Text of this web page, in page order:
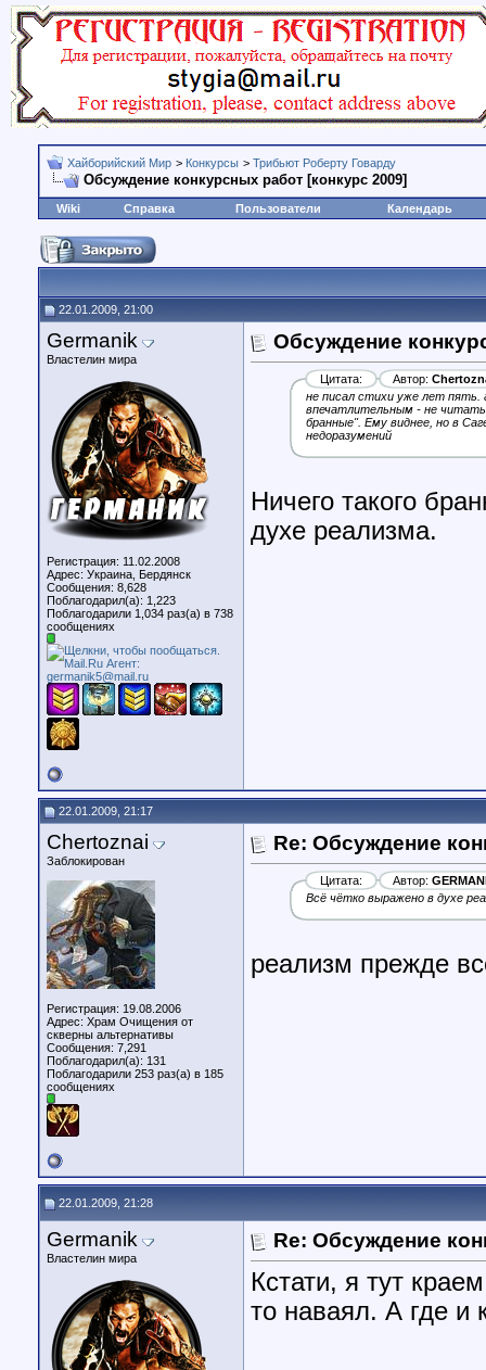
Хайборийский Мир > Конкурсы > Трибьют Роберту Говарду
Обсуждение конкурсных работ [конкурс 2009]
Wiki Справка Пользователи Календарь
22.01.2009, 21:00
Germanik
Властелин мира
Регистрация: 11.02.2008
Адрес: Украина, Бердянск
Сообщения: 8,628
Поблагодарил(а): 1,223
Поблагодарили 1,034 раз(а) в 738
сообщениях
Обсуждение
Цитата: Автор:
не писал стихи уже лет пять.
впечатлительным - не
бранные". Ему виднее, но в
недоразумений
Ничего такого
духе реализма.
22.01.2009, 21:17
Chertoznai
Заблокирован
Регистрация: 19.08.2006
Адрес: Храм Очищения от
скверны альтернативы
Сообщения: 7,291
Поблагодарил(а): 131
Поблагодарили 253 раз(а) в 185
сообщениях
Re: Обсуждение
Цитата: Автор:
Всё чётко выражено в духе
реализм прежде
22.01.2009, 21:28
Germanik
Властелин мира
Re: Обсуждение
Кстати, я тут
то наваял. А где и